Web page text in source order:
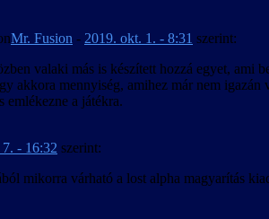
Mr. Fusion - 2019. okt. 1. - 8:31 szerint:
valaki más is készített hozzá egyet, ami
akkora mennyiség, amihez már nem
emlékezne a játékra.
- 16:32 szerint:
mikorra várható a lost alpha magyarítás